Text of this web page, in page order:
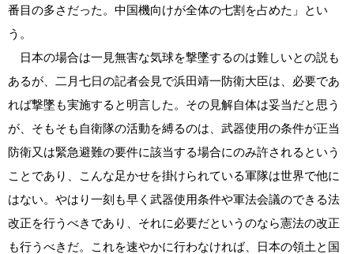
番目の多さだった。中国機向けが全体の七割を占めた」とい
う。
日本の場合は一見無害な気球を撃墜するのは難しいとの説も
あるが、二月七日の記者会見で浜田靖一防衛大臣は、必要であ
れば撃墜も実施すると明言した。その見解自体は妥当だと思う
が、そもそも自衛隊の活動を縛るのは、武器使用の条件が正当
防衛又は緊急避難の要件に該当する場合にのみ許されるという
ことであり、こんな足かせを掛けられている軍隊は世界で他に
はない。やはり一刻も早く武器使用条件や軍法会議のできる法
改正を行うべきであり、それに必要だというのなら憲法の改正
も行うべきだ。これを速やかに行わなければ、日本の領土と国